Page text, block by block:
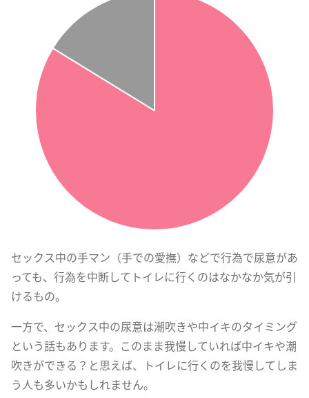
セックス中の手マン（手での愛撫）などで行為で尿意があ
っても、行為を中断してトイレに行くのはなかなか気が引
けるもの。
一方で、セックス中の尿意は潮吹きや中イキのタイミング
という話もあります。このまま我慢していれば中イキや潮
吹きができる？と思えば、トイレに行くのを我慢してしま
う人も多いかもしれません。